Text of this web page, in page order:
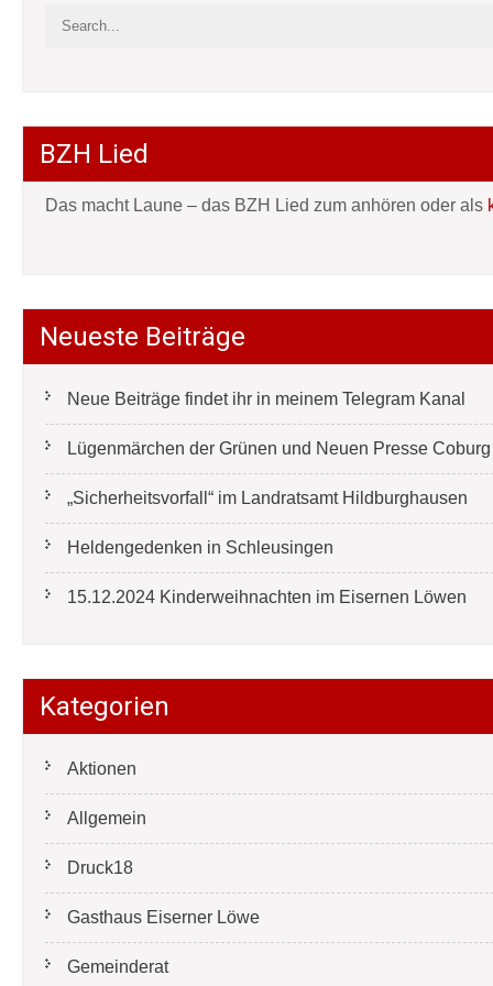
BZH Lied
Das macht Laune – das BZH Lied zum anhören oder als
Neueste Beiträge
Neue Beiträge findet ihr in meinem Telegram Kanal
Lügenmärchen der Grünen und Neuen Presse
„Sicherheitsvorfall“ im Landratsamt Hildburghausen
Heldengedenken in Schleusingen
15.12.2024 Kinderweihnachten im Eisernen Löwen
Kategorien
Aktionen
Allgemein
Druck18
Gasthaus Eiserner Löwe
Gemeinderat